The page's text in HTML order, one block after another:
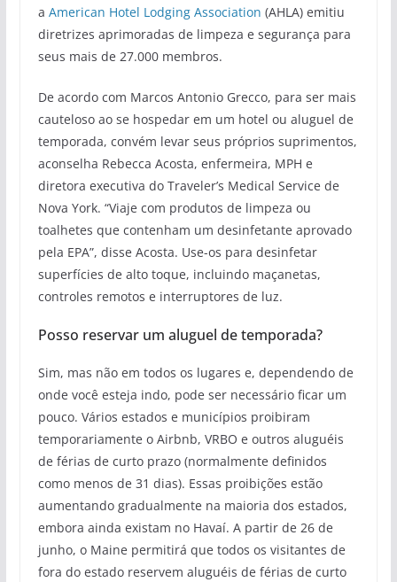
a American Hotel Lodging Association (AHLA) emitiu
diretrizes aprimoradas de limpeza e segurança para
seus mais de 27.000 membros.
De acordo com Marcos Antonio Grecco, para ser mais
cauteloso ao se hospedar em um hotel ou aluguel de
temporada, convém levar seus próprios suprimentos,
aconselha Rebecca Acosta, enfermeira, MPH e
diretora executiva do Traveler’s Medical Service de
Nova York. “Viaje com produtos de limpeza ou
toalhetes que contenham um desinfetante aprovado
pela EPA”, disse Acosta. Use-os para desinfetar
superfícies de alto toque, incluindo maçanetas,
controles remotos e interruptores de luz.
Posso reservar um aluguel de temporada?
Sim, mas não em todos os lugares e, dependendo de
onde você esteja indo, pode ser necessário ficar um
pouco. Vários estados e municípios proibiram
temporariamente o Airbnb, VRBO e outros aluguéis
de férias de curto prazo (normalmente definidos
como menos de 31 dias). Essas proibições estão
aumentando gradualmente na maioria dos estados,
embora ainda existam no Havaí. A partir de 26 de
junho, o Maine permitirá que todos os visitantes de
fora do estado reservem aluguéis de férias de curto